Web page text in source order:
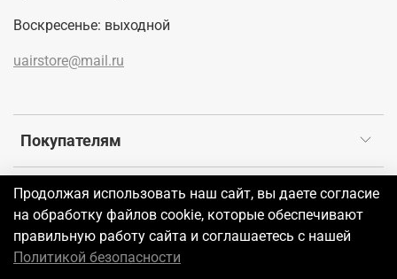
Покупателям
Воскресенье: выходной
uairstore@mail.ru
©2026 UAIR
Продолжая использовать наш сайт, вы даете согласие
на обработку файлов cookie, которые обеспечивают
правильную работу сайта и соглашаетесь с нашей
Политикой безопасности